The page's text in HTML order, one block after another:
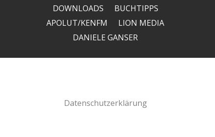
DOWNLOADS
BUCHTIPPS
APOLUT/KENFM
LION MEDIA
DANIELE GANSER
Datenschutzerklärung